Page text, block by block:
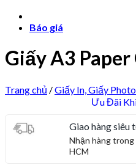
Báo giá
Giấy A3 Paper
Trang chủ /Giấy In, Giấy Photo
Ưu Đãi
Giao hàng siêu
Nhận hàng
HCM